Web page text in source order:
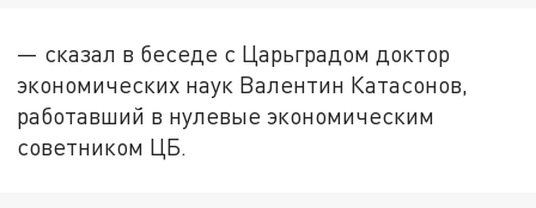
— сказал в беседе с Царьградом доктор
экономических наук Валентин Катасонов,
работавший в нулевые экономическим
советником ЦБ.